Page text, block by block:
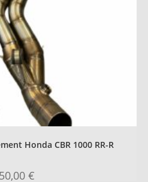
Honda CBR 1000 RR-R
€